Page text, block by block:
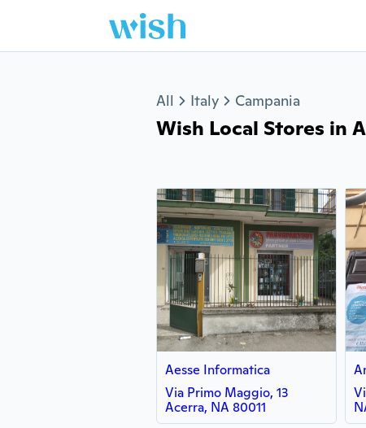
All Italy Campania
Wish Local Stores in
Aesse Informatica
Via Primo Maggio, 13
Acerra, NA 80011